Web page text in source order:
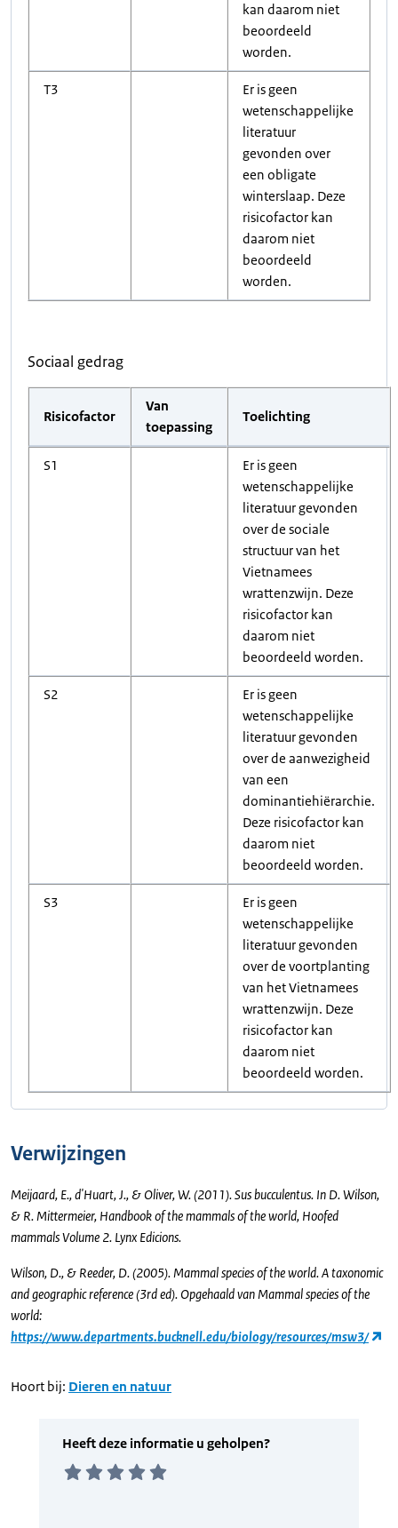
kan daarom niet
beoordeeld
worden.
T3
Er is geen
wetenschappelijke
literatuur
gevonden over
een obligate
winterslaap. Deze
risicofactor kan
daarom niet
beoordeeld
worden.
Sociaal gedrag
Risicofactor
Van
toepassing
Toelichting
S1
Er is geen
wetenschappelijke
literatuur gevonden
over de sociale
structuur van het
Vietnamees
wrattenzwijn. Deze
risicofactor kan
daarom niet
beoordeeld worden.
S2
Er is geen
wetenschappelijke
literatuur gevonden
over de aanwezigheid
van een
dominantiehiërarchie.
Deze risicofactor kan
daarom niet
beoordeeld worden.
S3
Er is geen
wetenschappelijke
literatuur gevonden
over de voortplanting
van het Vietnamees
wrattenzwijn. Deze
risicofactor kan
daarom niet
beoordeeld worden.
Verwijzingen
Meijaard, E., d'Huart, J., & Oliver, W. (2011). Sus bucculentus. In D. Wilson,
& R. Mittermeier, Handbook of the mammals of the world, Hoofed
mammals Volume 2. Lynx Edicions.
Wilson, D., & Reeder, D. (2005). Mammal species of the world. A taxonomic
and geographic reference (3rd ed). Opgehaald van Mammal species of the
world:
https://www.departments.bucknell.edu/biology/resources/msw3/
Hoort bij: Dieren en natuur